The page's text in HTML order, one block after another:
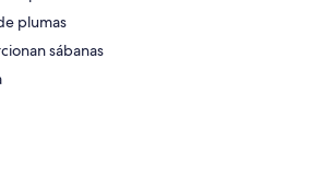
plumas
sábanas